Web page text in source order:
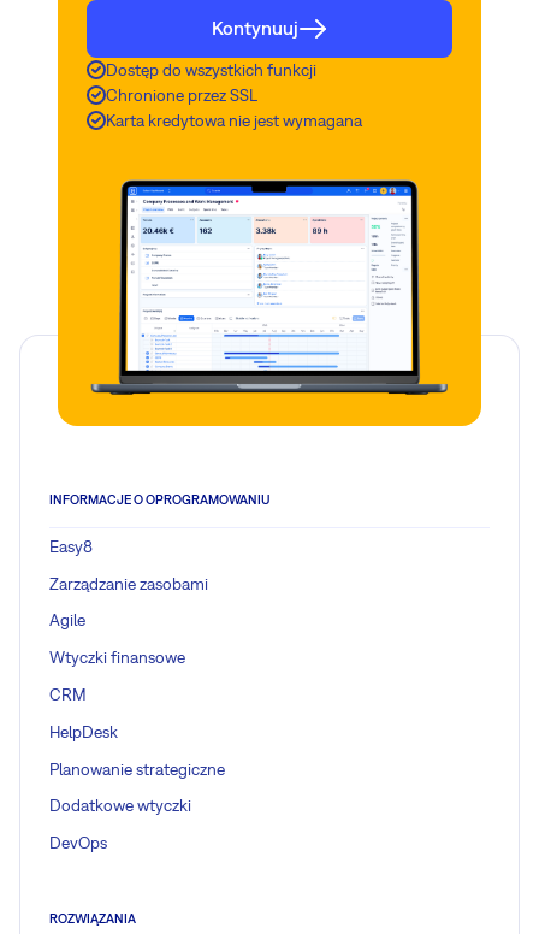
Kontynuuj
Dostęp do wszystkich funkcji
Chronione przez SSL
Karta kredytowa nie jest wymagana
INFORMACJE O OPROGRAMOWANIU
Easy8
Zarządzanie zasobami
Agile
Wtyczki finansowe
CRM
HelpDesk
Planowanie strategiczne
Dodatkowe wtyczki
DevOps
ROZWIĄZANIA